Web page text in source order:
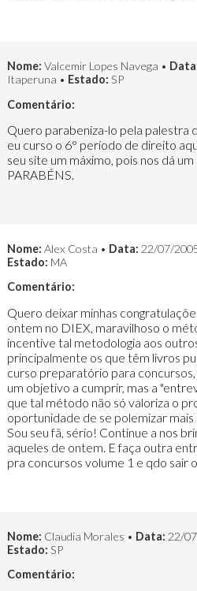
Nome: Valcemir Lopes Navega •
Itaperuna • Estado: SP
Comentário:
Quero parabeniza-lo pela palestra
eu curso o 6° período de direito
seu site um máximo, pois nos dá
PARABÉNS.
Nome: Alex Costa • Data: 22/07/
Estado: MA
Comentário:
Quero deixar minhas
ontem no DIEX, maravilhoso o
incentive tal metodologia aos
principalmente os que têm livros
curso preparatório para
um objetivo a cumprir, mas a
que tal método não só valoriza o
oportunidade de se polemizar
Sou seu fã, sério! Continue a nos
aqueles de ontem. E faça outra
pra concursos volume 1 e qdo sair
Nome: Claudia Morales • Data: 22/
Estado: SP
Comentário: